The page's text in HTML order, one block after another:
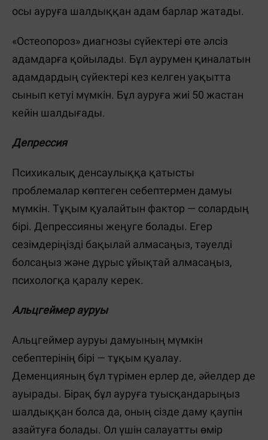
осы ауруға шалдыққан адам барлар жатады.
«Остеопороз» диагнозы сүйектері өте әлсіз
адамдарға қойылады. Бұл аурумен қиналатын
адамдардың сүйектері кез келген уақытта
сынып кетуі мүмкін. Бұл ауруға жиі 50 жастан
кейін шалдығады.
Депрессия
Психикалық денсаулыққа қатысты
проблемалар көптеген себептермен дамуы
мүмкін. Тұқым қуалайтын фактор — солардың
бірі. Депрессияны жеңуге болады. Егер
сезімдеріңізді бақылай алмасаңыз, тәуелді
болсаңыз және дұрыс ұйықтай алмасаңыз,
психологқа қаралу керек.
Альцгеймер ауруы
Альцгеймер ауруы дамуының мүмкін
себептерінің бірі — тұқым қуалау.
Деменцияның бұл түрімен ерлер де, әйелдер де
ауырады. Бірақ бұл ауруға туысқандарыңыз
шалдыққан болса да, оның сізде даму қаупін
азайтуға болады. Ол үшін салауатты өмір